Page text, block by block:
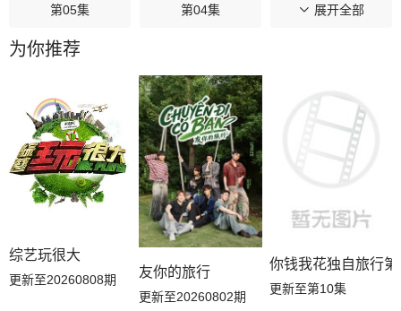
第05集 第04集 第03集
第02集
展开全部
为你推荐
综艺玩很大
更新至20260808期 友你的旅行
更新至20260802期
你钱我花独自旅行第
更新至第10集